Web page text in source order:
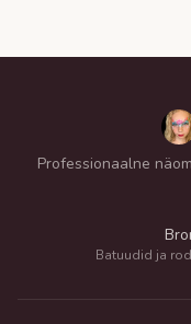
Professionaalne
Batuudid ja